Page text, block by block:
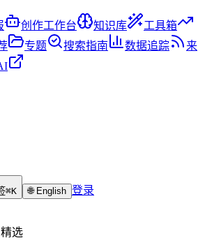
创作工作台 知识库
工具箱
专题 搜索指南 数据追踪
来
⌘K 🌐 English 登录
精选